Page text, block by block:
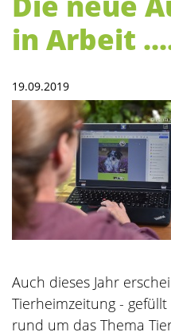
in Arbeit
19.09.2019
Auch dieses Jahr
Tierheimzeitung -
rund um das Thema